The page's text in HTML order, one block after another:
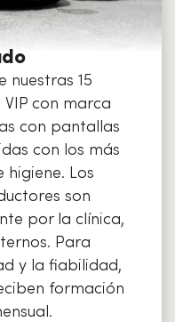
nuestras 15
con marca
con pantallas
con los más
Los
son
por la clínica,
Para
y la fiabilidad,
formación